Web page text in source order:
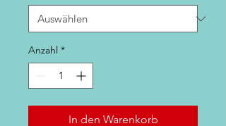
Anzahl *
In den Warenkorb